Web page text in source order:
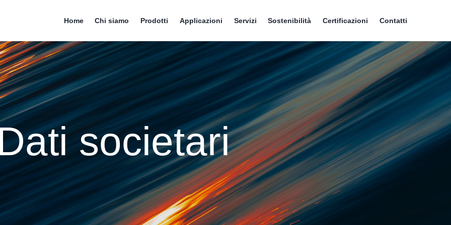
Home Chi siamo Prodotti Applicazioni Servizi Sostenibilità Certificazioni Contatti
societari